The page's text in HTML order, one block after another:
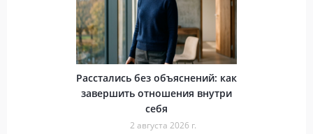
Расстались без объяснений: как
завершить отношения внутри
себя
2 августа 2026 г.